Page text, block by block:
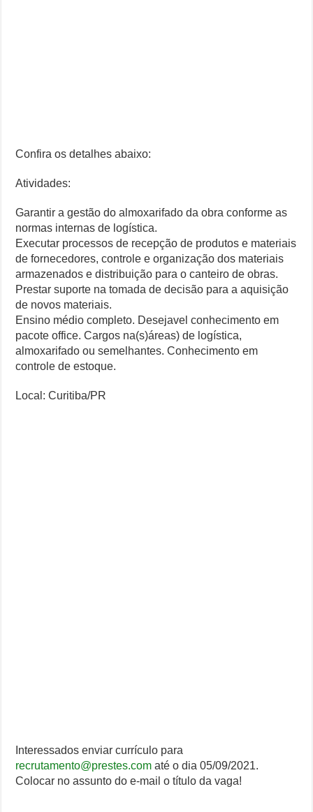
Confira os detalhes abaixo:
Atividades:
Garantir a gestão do almoxarifado da obra conforme as
normas internas de logística.
Executar processos de recepção de produtos e materiais
de fornecedores, controle e organização dos materiais
armazenados e distribuição para o canteiro de obras.
Prestar suporte na tomada de decisão para a aquisição
de novos materiais.
Ensino médio completo. Desejavel conhecimento em
pacote office. Cargos na(s)áreas) de logística,
almoxarifado ou semelhantes. Conhecimento em
controle de estoque.
Local: Curitiba/PR
Interessados enviar currículo para
recrutamento@prestes.com até o dia 05/09/2021.
Colocar no assunto do e-mail o título da vaga!